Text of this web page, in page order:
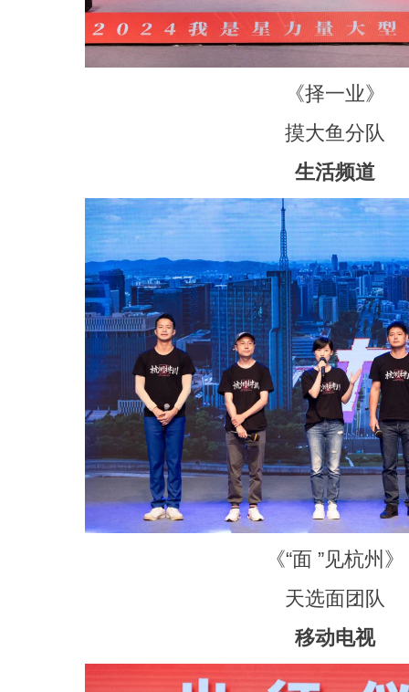
《择一业》
摸大鱼分队
生活频道
《“面 ”见杭州》
天选面团队
移动电视